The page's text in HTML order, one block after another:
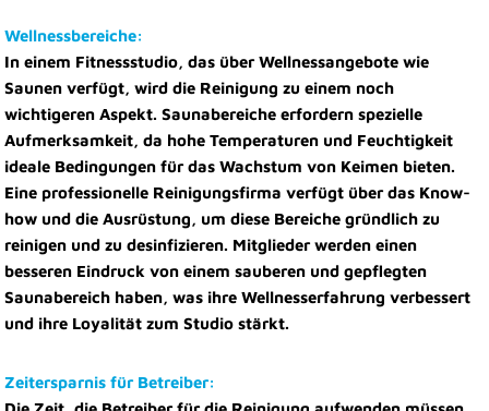
Wellnessbereiche:
In einem Fitnessstudio, das über Wellnessangebote wie
Saunen verfügt, wird die Reinigung zu einem noch
wichtigeren Aspekt. Saunabereiche erfordern spezielle
Aufmerksamkeit, da hohe Temperaturen und Feuchtigkeit
ideale Bedingungen für das Wachstum von Keimen bieten.
Eine professionelle Reinigungsfirma verfügt über das Know-
how und die Ausrüstung, um diese Bereiche gründlich zu
reinigen und zu desinfizieren. Mitglieder werden einen
besseren Eindruck von einem sauberen und gepflegten
Saunabereich haben, was ihre Wellnesserfahrung verbessert
und ihre Loyalität zum Studio stärkt.
Zeitersparnis für Betreiber: